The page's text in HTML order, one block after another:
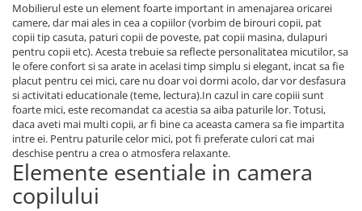
Mobilierul este un element foarte important in amenajarea oricarei
camere, dar mai ales in cea a copiilor (vorbim de birouri copii, pat
copii tip casuta, paturi copii de poveste, pat copii masina, dulapuri
pentru copii etc). Acesta trebuie sa reflecte personalitatea micutilor, sa
le ofere confort si sa arate in acelasi timp simplu si elegant, incat sa fie
placut pentru cei mici, care nu doar voi dormi acolo, dar vor desfasura
si activitati educationale (teme, lectura).In cazul in care copiii sunt
foarte mici, este recomandat ca acestia sa aiba paturile lor. Totusi,
daca aveti mai multi copii, ar fi bine ca aceasta camera sa fie impartita
intre ei. Pentru paturile celor mici, pot fi preferate culori cat mai
deschise pentru a crea o atmosfera relaxante.
Elemente esentiale in camera
copilului